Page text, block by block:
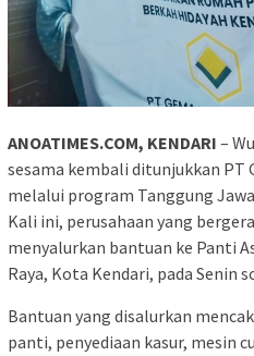
ANOATIMES.COM, KENDARI –
sesama kembali ditunjukkan PT
melalui program Tanggung
Kali ini, perusahaan yang
menyalurkan bantuan ke Panti
Raya, Kota Kendari, pada Senin
Bantuan yang disalurkan
panti, penyediaan kasur, mesin